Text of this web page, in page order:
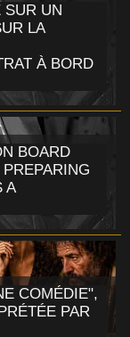
UN
LA
À BORD
BOARD
A
COMÉDIE",
PAR